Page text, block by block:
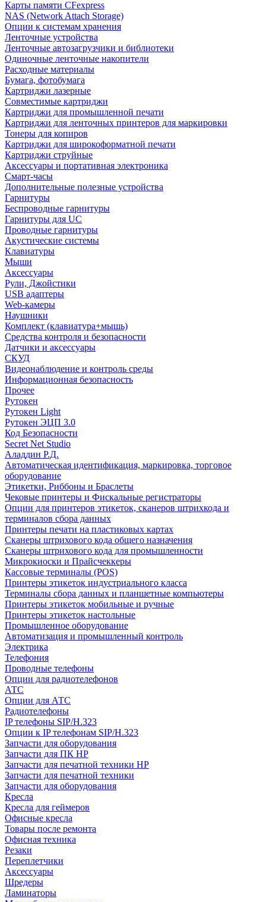
Карты памяти CFexpress
NAS (Network Attach Storage)
Опции к системам хранения
Ленточные устройства
Ленточные автозагрузчики и библиотеки
Одиночные ленточные накопители
Расходные материалы
Бумага, фотобумага
Картриджи лазерные
Совместимые картриджи
Картриджи для промышленной печати
Картриджи для ленточных принтеров для маркировки
Тонеры для копиров
Картриджи для широкоформатной печати
Картриджи струйные
Аксессуары и портативная электроника
Смарт-часы
Дополнительные полезные устройства
Гарнитуры
Беспроводные гарнитуры
Гарнитуры для UC
Проводные гарнитуры
Акустические системы
Клавиатуры
Мыши
Аксессуары
Рули, Джойстики
USB адаптеры
Web-камеры
Наушники
Комплект (клавиатура+мышь)
Средства контроля и безопасности
Датчики и аксессуары
СКУД
Видеонаблюдение и контроль среды
Информационная безопасность
Прочее
Рутокен
Рутокен Light
Рутокен ЭЦП 3.0
Код Безопасности
Secret Net Studio
Аладдин Р.Д.
Автоматическая идентификация, маркировка, торговое
оборудование
Этикетки, Риббоны и Браслеты
Чековые принтеры и Фискальные регистраторы
Опции для принтеров этикеток, сканеров штрихкода и
терминалов сбора данных
Принтеры печати на пластиковых картах
Сканеры штрихового кода общего назначения
Сканеры штрихового кода для промышленности
Микрокиоски и Прайсчеккеры
Кассовые терминалы (POS)
Принтеры этикеток индустриального класса
Терминалы сбора данных и планшетные компьютеры
Принтеры этикеток мобильные и ручные
Принтеры этикеток настольные
Промышленное оборудование
Автоматизация и промышленный контроль
Электрика
Телефония
Проводные телефоны
Опции для радиотелефонов
АТС
Опции для АТС
Радиотелефоны
IP телефоны SIP/H.323
Опции к IP телефонам SIP/H.323
Запчасти для оборудования
Запчасти для ПК HP
Запчасти для печатной техники HP
Запчасти для печатной техники
Запчасти для оборудования
Кресла
Кресла для геймеров
Офисные кресла
Товары после ремонта
Офисная техника
Резаки
Переплетчики
Аксессуары
Шредеры
Ламинаторы